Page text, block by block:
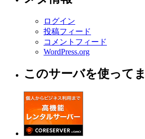
ログイン
投稿フィード
コメントフィード
WordPress.org
このサーバを使って